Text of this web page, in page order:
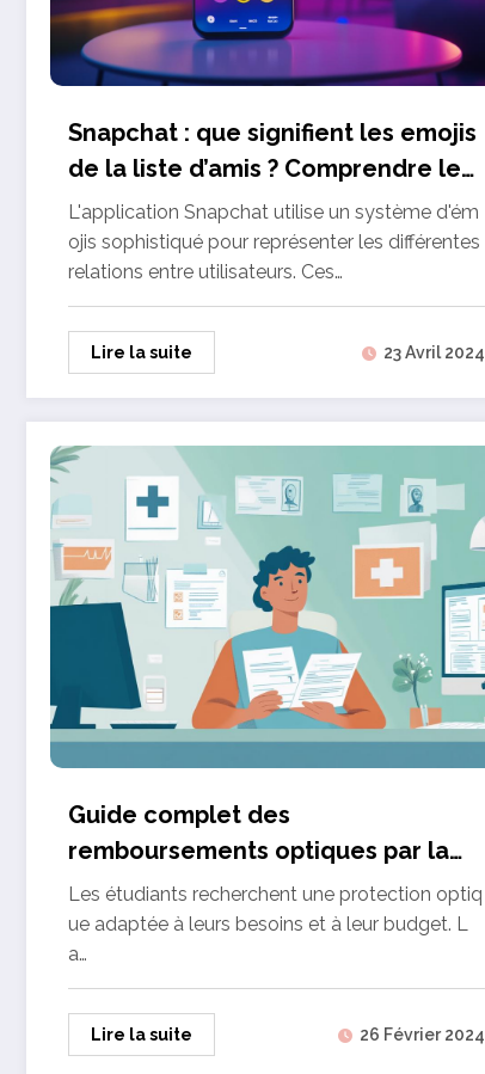
Snapchat : que signifient les emojis
de la liste d’amis ? Comprendre les
relations sur l’appli
L'application Snapchat utilise un système d'ém
ojis sophistiqué pour représenter les différentes
relations entre utilisateurs. Ces…
Lire la suite 23 Avril 2024
Guide complet des
remboursements optiques par la
Mutuelle LMDE pour étudiants
Les étudiants recherchent une protection optiq
ue adaptée à leurs besoins et à leur budget. L
a…
Lire la suite 26 Février 2024